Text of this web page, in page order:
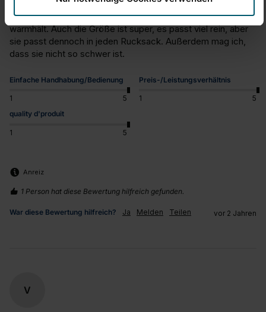
Sehr gute Thermosflasche, die den Kaffee wirklich lange
warmhält. Auch die Größe ist super, es passt viel rein, aber
sie passt dennoch in jeden Rucksack. Außerdem mag ich,
dass sie nicht so schwer ist.
Einfache Handhabung/Bedienung
1 5
Preis-/Leistungsverhältnis
1
5
quality d'produit
1 5
Anreiz
1 Person hat diese Bewertung hilfreich gefunden.
War diese Bewertung hilfreich? Ja Melden Teilen vor 2 Jahren
V